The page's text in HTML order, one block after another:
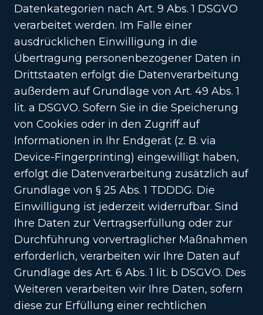
Datenkategorien nach Art. 9 Abs. 1 DSGVO
verarbeitet werden. Im Falle einer
ausdrücklichen Einwilligung in die
Übertragung personenbezogener Daten in
Drittstaaten erfolgt die Datenverarbeitung
außerdem auf Grundlage von Art. 49 Abs. 1
lit. a DSGVO. Sofern Sie in die Speicherung
von Cookies oder in den Zugriff auf
Informationen in Ihr Endgerät (z. B. via
Device-Fingerprinting) eingewilligt haben,
erfolgt die Datenverarbeitung zusätzlich auf
Grundlage von § 25 Abs. 1 TDDDG. Die
Einwilligung ist jederzeit widerrufbar. Sind
Ihre Daten zur Vertragserfüllung oder zur
Durchführung vorvertraglicher Maßnahmen
erforderlich, verarbeiten wir Ihre Daten auf
Grundlage des Art. 6 Abs. 1 lit. b DSGVO. Des
Weiteren verarbeiten wir Ihre Daten, sofern
diese zur Erfüllung einer rechtlichen